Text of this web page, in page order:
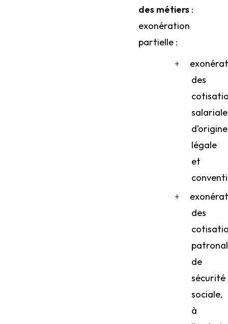
des métiers :
exonération
partielle :
des
d’origine
légale
et
des
de
sécurité
sociale,
à